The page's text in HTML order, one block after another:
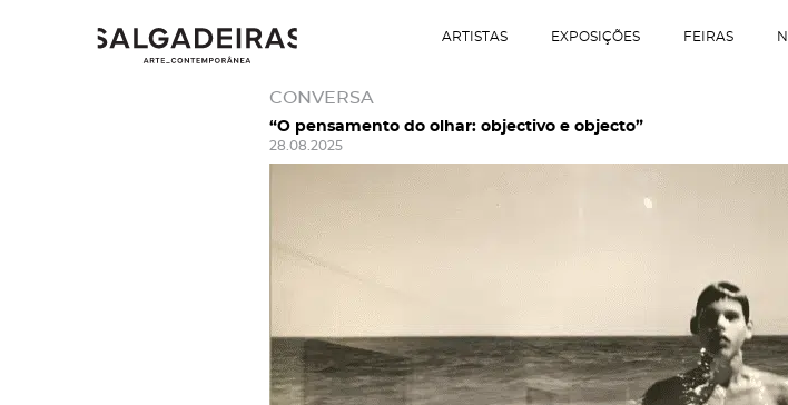
ARTISTAS EXPOSIÇÕES FEIRAS
CONVERSA
“O pensamento do olhar: objectivo e objecto”
28.08.2025